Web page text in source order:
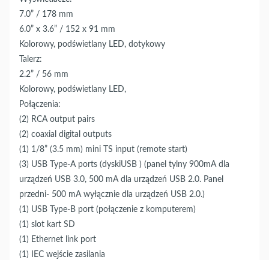
7.0” / 178 mm
6.0” x 3.6” / 152 x 91 mm
Kolorowy, podświetlany LED, dotykowy
Talerz:
2.2” / 56 mm
Kolorowy, podświetlany LED,
Połączenia:
(2) RCA output pairs
(2) coaxial digital outputs
(1) 1/8” (3.5 mm) mini TS input (remote start)
(3) USB Type-A ports (dyskiUSB ) (panel tylny 900mA dla
urządzeń USB 3.0, 500 mA dla urządzeń USB 2.0. Panel
przedni- 500 mA wyłącznie dla urządzeń USB 2.0.)
(1) USB Type-B port (połączenie z komputerem)
(1) slot kart SD
(1) Ethernet link port
(1) IEC wejście zasilania